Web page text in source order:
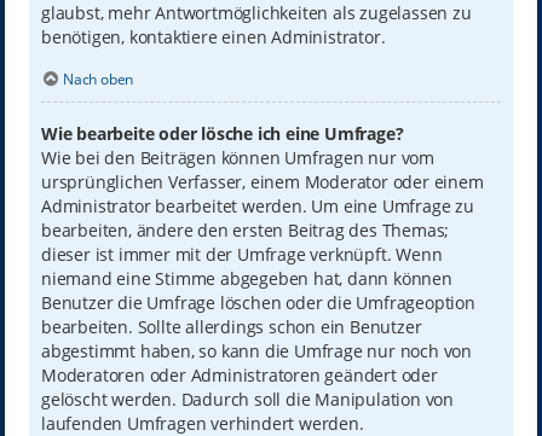
glaubst, mehr Antwortmöglichkeiten als zugelassen zu
benötigen, kontaktiere einen Administrator.
Nach oben
Wie bearbeite oder lösche ich eine Umfrage?
Wie bei den Beiträgen können Umfragen nur vom
ursprünglichen Verfasser, einem Moderator oder einem
Administrator bearbeitet werden. Um eine Umfrage zu
bearbeiten, ändere den ersten Beitrag des Themas;
dieser ist immer mit der Umfrage verknüpft. Wenn
niemand eine Stimme abgegeben hat, dann können
Benutzer die Umfrage löschen oder die Umfrageoption
bearbeiten. Sollte allerdings schon ein Benutzer
abgestimmt haben, so kann die Umfrage nur noch von
Moderatoren oder Administratoren geändert oder
gelöscht werden. Dadurch soll die Manipulation von
laufenden Umfragen verhindert werden.